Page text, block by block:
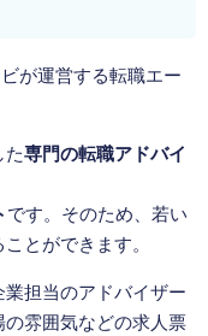
が運営する転職エー
た専門の転職アドバイ
です。そのため、若い
とができます。
担当のアドバイザー
雰囲気などの求人票